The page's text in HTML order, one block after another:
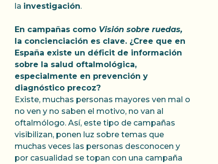
la investigación.
En campañas como Visión sobre ruedas,
la concienciación es clave. ¿Cree que en
España existe un déficit de información
sobre la salud oftalmológica,
especialmente en prevención y
diagnóstico precoz?
Existe, muchas personas mayores ven mal o
no ven y no saben el motivo, no van al
oftalmólogo. Así, este tipo de campañas
visibilizan, ponen luz sobre temas que
muchas veces las personas desconocen y
por casualidad se topan con una campaña